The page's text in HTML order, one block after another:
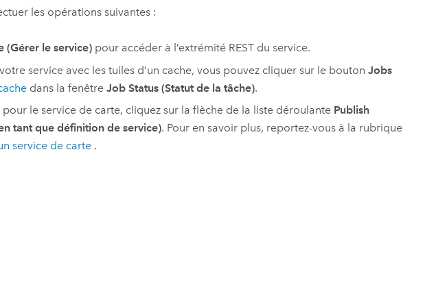
les opérations suivantes :
(Gérer le service)pour accéder à l’extrémité REST du service.
service avec les tuiles d’un cache, vous pouvez cliquer sur le bouton Jobs
dans la fenêtre Job Status (Statut de la tâche).
le service de carte, cliquez sur la flèche de la liste déroulante Publish
tant que définition de service). Pour en savoir plus, reportez-vous à la rubrique
service de carte .